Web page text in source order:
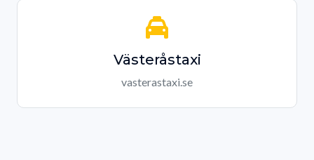
Västeråstaxi
vasterastaxi.se